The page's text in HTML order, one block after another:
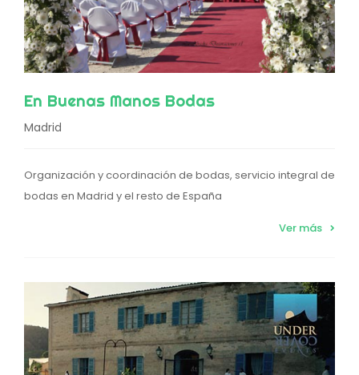
En Buenas Manos Bodas
Madrid
Organización y coordinación de bodas, servicio integral de
bodas en Madrid y el resto de España
Ver más